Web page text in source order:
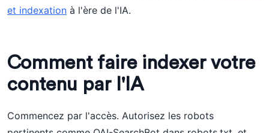
et indexation à l'ère de l'IA.
Comment faire indexer votre
contenu par l'IA
Commencez par l'accès. Autorisez les robots